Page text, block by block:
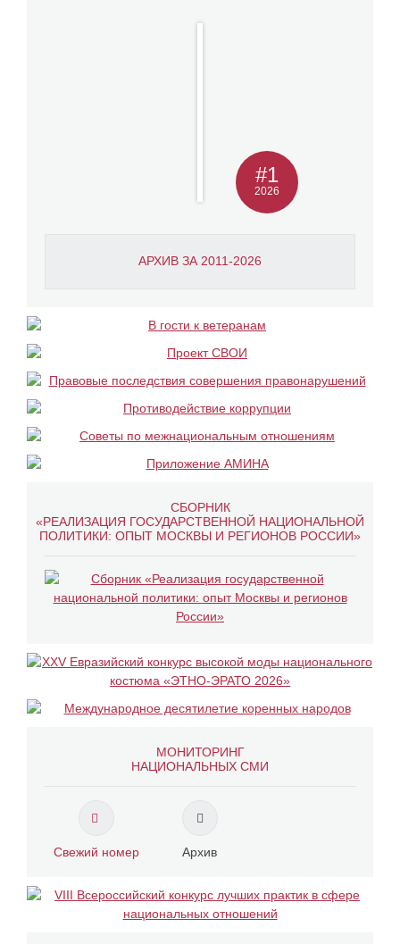
АРХИВ ЗА 2011-2026
#1
2026
СБОРНИК
«РЕАЛИЗАЦИЯ ГОСУДАРСТВЕННОЙ НАЦИОНАЛЬНОЙ
ПОЛИТИКИ: ОПЫТ МОСКВЫ И РЕГИОНОВ РОССИИ»
МОНИТОРИНГ
НАЦИОНАЛЬНЫХ СМИ
Свежий номер Архив